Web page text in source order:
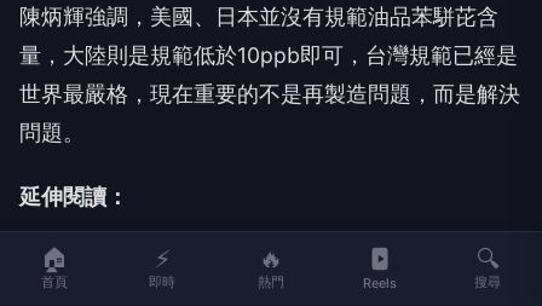
陳炳輝強調，美國、日本並沒有規範油品苯駢芘含
量，大陸則是規範低於10ppb即可，台灣規範已經是
世界最嚴格，現在重要的不是再製造問題，而是解決
問題。
延伸閱讀：
影音／總統嗆盧「食安破口」 蔣萬安：神隱一個
月、講話就卸責
🏠
首頁
⚡
即時
🔥
熱門 Reels
🔍
搜尋